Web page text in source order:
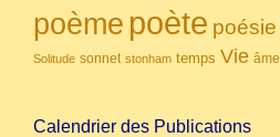
poème poète poésie
Solitude sonnet stonham temps Vie âme
Calendrier des Publications